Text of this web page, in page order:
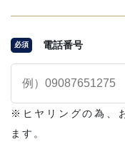
必須 電話番号
※ヒヤリングの為、
ます。